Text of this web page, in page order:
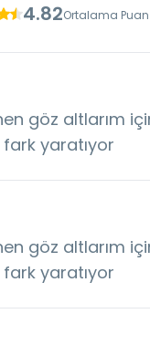
4.82Ortalama Puan
göz altlarım
yaratıyor
göz altlarım
yaratıyor